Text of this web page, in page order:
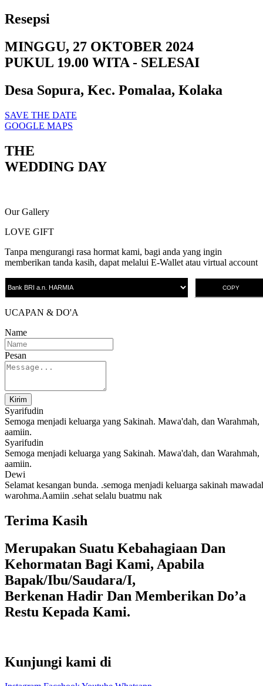
Resepsi
MINGGU, 27 OKTOBER 2024
PUKUL 19.00 WITA - SELESAI
Desa Sopura, Kec. Pomalaa, Kolaka
SAVE THE DATE
GOOGLE MAPS
THE
WEDDING DAY
Our Gallery
LOVE GIFT
Tanpa mengurangi rasa hormat kami, bagi anda yang ingin
memberikan tanda kasih, dapat melalui E-Wallet atau virtual account
COPY
UCAPAN & DO'A
Name
Pesan
Kirim
Syarifudin
Semoga menjadi keluarga yang Sakinah. Mawa'dah, dan Warahmah,
aamiin.
Syarifudin
Semoga menjadi keluarga yang Sakinah. Mawa'dah, dan Warahmah,
aamiin.
Dewi
Selamat kesangan bunda. .semoga menjadi keluarga sakinah
warohma.Aamiin .sehat selalu buatmu nak
Terima Kasih
Merupakan Suatu Kebahagiaan Dan
Kehormatan Bagi Kami, Apabila
Bapak/Ibu/Saudara/I,
Berkenan Hadir Dan Memberikan Do’a
Restu Kepada Kami.
Kunjungi kami di